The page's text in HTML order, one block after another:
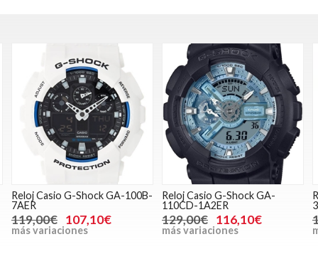
Reloj Casio G-Shock GA-100B-
7AER
119,00€ 107,10€
más variaciones
Reloj Casio G-Shock GA-
110CD-1A2ER
129,00€ 116,10€
más variaciones